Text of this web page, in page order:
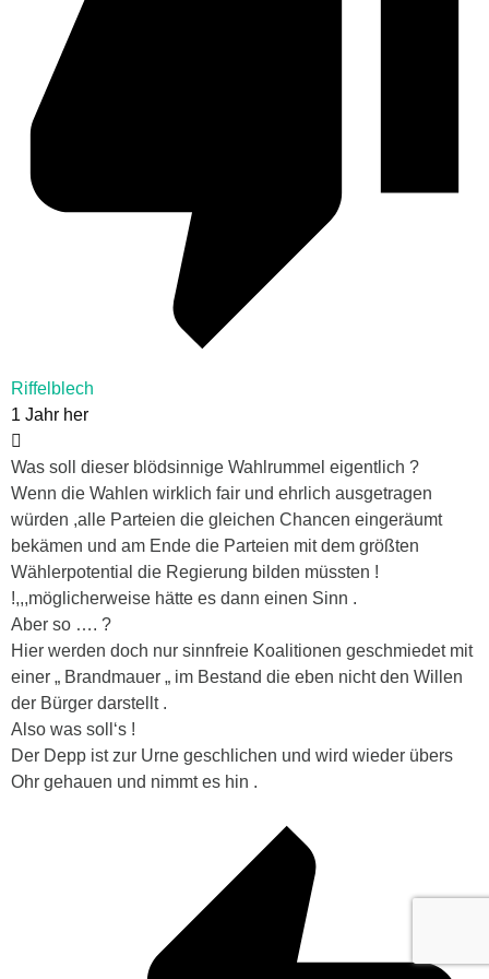
Riffelblech
1 Jahr her
Was soll dieser blödsinnige Wahlrummel eigentlich ?
Wenn die Wahlen wirklich fair und ehrlich ausgetragen
würden ,alle Parteien die gleichen Chancen eingeräumt
bekämen und am Ende die Parteien mit dem größten
Wählerpotential die Regierung bilden müssten !
!,,,möglicherweise hätte es dann einen Sinn .
Aber so …. ?
Hier werden doch nur sinnfreie Koalitionen geschmiedet mit
einer „ Brandmauer „ im Bestand die eben nicht den Willen
der Bürger darstellt .
Also was soll‘s !
Der Depp ist zur Urne geschlichen und wird wieder übers
Ohr gehauen und nimmt es hin .